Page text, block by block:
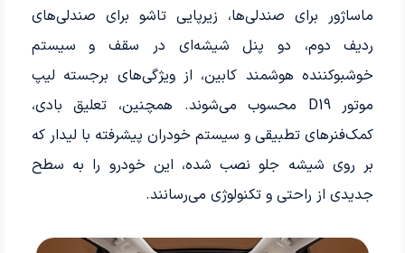
ماساژور برای صندلی‌ها، زیرپایی تاشو برای صندلی‌های
ردیف دوم، دو پنل شیشه‌ای در سقف و سیستم
خوشبوکننده هوشمند کابین، از ویژگی‌های برجسته لیپ
موتور D19 محسوب می‌شوند. همچنین، تعلیق بادی،
کمک‌فنرهای تطبیقی و سیستم خودران پیشرفته با لیدار که
بر روی شیشه جلو نصب شده، این خودرو را به سطح
جدیدی از راحتی و تکنولوژی می‌رسانند.